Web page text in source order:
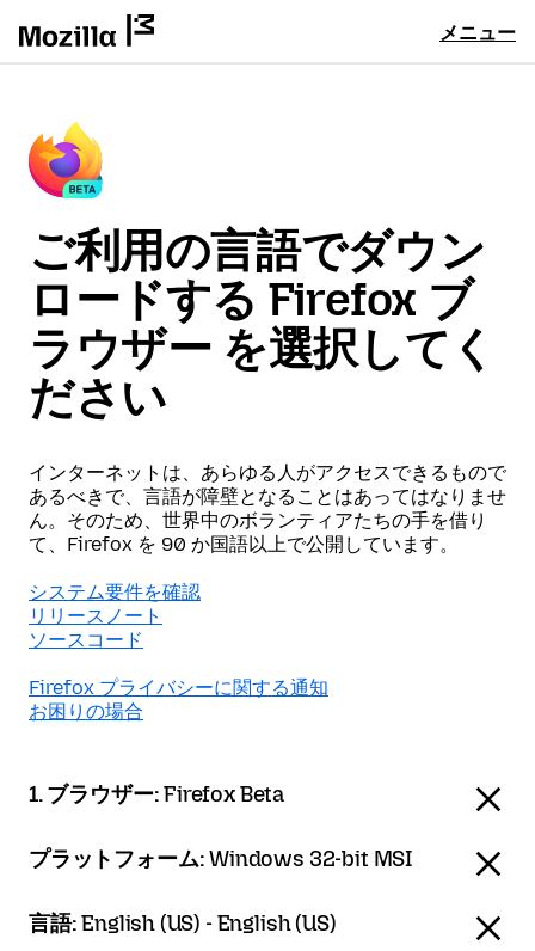
メニュー
ご利用の言語でダウン
ロードする Firefox ブ
ラウザー を選択してく
ださい
インターネットは、あらゆる人がアクセスできるもので
あるべきで、言語が障壁となることはあってはなりませ
ん。そのため、世界中のボランティアたちの手を借り
て、Firefox を 90 か国語以上で公開しています。
システム要件を確認
リリースノート
ソースコード
Firefox プライバシーに関する通知
お困りの場合
1. ブラウザー:Firefox Beta
プラットフォーム:Windows 32-bit MSI
言語:English (US) - English (US)